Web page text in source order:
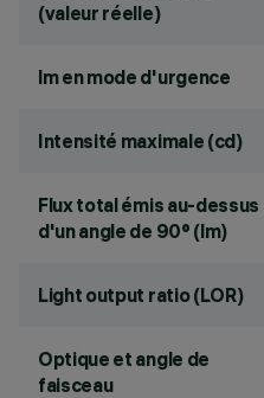
(valeur réelle)
lm en mode d'urgence
Intensité maximale (cd)
Flux total émis au-dessus
d'un angle de 90° (lm)
Light output ratio (LOR)
Optique et angle de
faisceau